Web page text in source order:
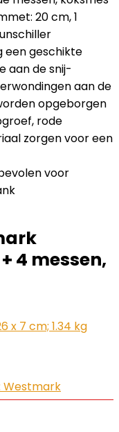
20 cm, 1
een geschikte
aan de snij-
aan de
opgeborgen
rode
zorgen voor een
voor
4 messen,
x 7 cm; 1.34 kg
Westmark